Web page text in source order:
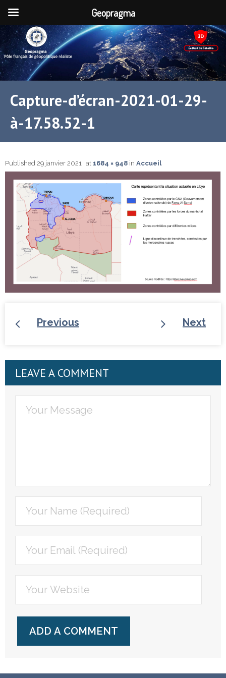
Capture-d’écran-2021-01-29-
à-17.58.52-1
Published 29 janvier 2021 at 1684 × 948 in Accueil
Previous Next
LEAVE A COMMENT
Geopragma